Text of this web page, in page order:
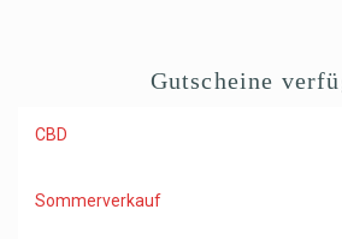
Gutscheine
CBD
Sommerverkauf